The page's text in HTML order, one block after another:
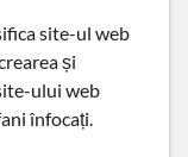
site-ul web
și
ului web
înfocați.